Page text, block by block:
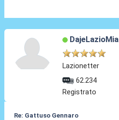
DajeLazioMia
Lazionetter
62.234
Registrato
Re: Gattuso Gennaro